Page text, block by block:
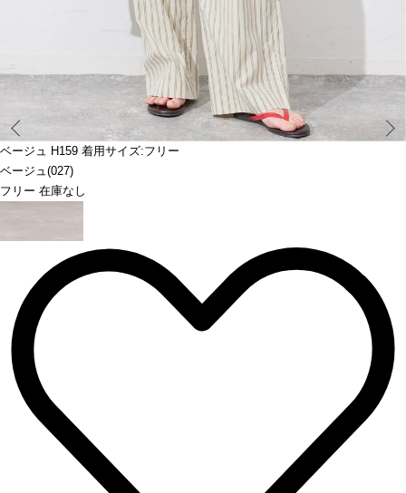
ベージュ H159 着用サイズ:フリー
ベージュ(027)
フリー 在庫なし